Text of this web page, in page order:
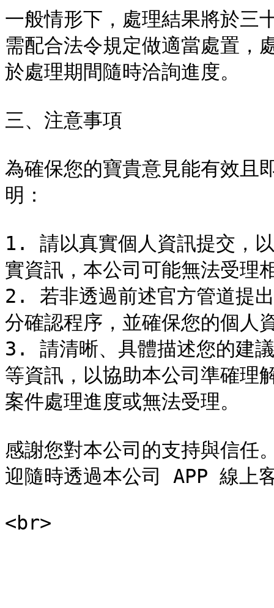
一般情形下，處理結果將於三
需配合法令規定做適當處置，
於處理期間隨時洽詢進度。
三、注意事項
為確保您的寶貴意見能有效且
明：
1. 請以真實個人資訊提交，
實資訊，本公司可能無法受理
2. 若非透過前述官方管道提
分確認程序，並確保您的個人
3. 請清晰、具體描述您的建
等資訊，以協助本公司準確理
案件處理進度或無法受理。
感謝您對本公司的支持與信任
迎隨時透過本公司 APP 線上